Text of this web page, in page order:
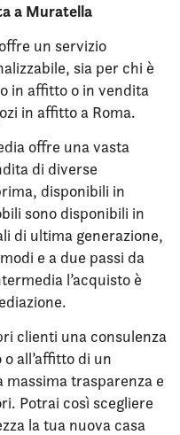
a Muratella
un servizio
sia per chi è
in affitto o in vendita
in affitto a Roma.
offre una vasta
di diverse
disponibili in
sono disponibili in
di ultima generazione,
e a due passi da
l’acquisto è
clienti una consulenza
all’affitto di un
trasparenza e
Potrai così scegliere
la tua nuova casa